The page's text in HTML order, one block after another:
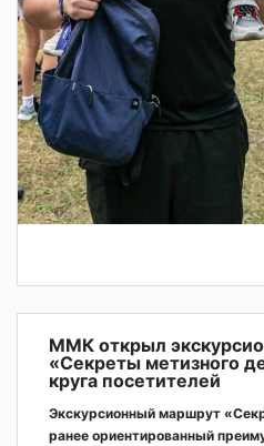
ММК открыл
«Секреты метизного
круга посетителей
Экскурсионный маршрут
ранее ориентированный